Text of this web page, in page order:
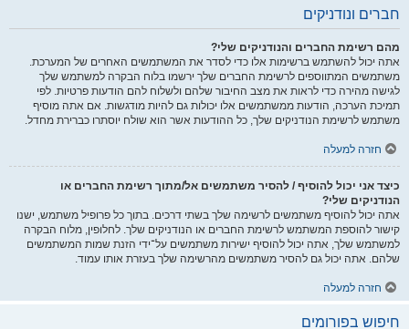
חברים ונודניקים
מהם רשימת החברים והנודניקים שלי?
אתה יכול להשתמש ברשימות אלו כדי לסדר את המשתמשים האחרים של המערכת.
משתמשים המתווספים לרשימת החברים שלך ירשמו בלוח הבקרה למשתמש שלך
לגישה מהירה כדי לראות את מצב החיבור שלהם ולשלוח להם הודעות פרטיות. לפי
תמיכת הערכה, הודעות ממשתמשים אלו יכולות גם להיות מודגשות. אם אתה מוסיף
משתמש לרשימת הנודניקים שלך, כל ההודעות אשר הוא שולח יוסתרו כברירת מחדל.
חזרה למעלה
כיצד אני יכול להוסיף / להסיר משתמשים אל/מתוך רשימת החברים או
הנודניקים שלי?
אתה יכול להוסיף משתמשים לרשימה שלך בשתי דרכים. בתוך כל פרופיל משתמש, ישנו
קישור להוספת המשתמש לרשימת החברים או הנודניקים שלך. לחלופין, מלוח הבקרה
למשתמש שלך, אתה יכול להוסיף ישירות משתמשים על־ידי הזנת שמות המשתמשים
שלהם. אתה יכול גם להסיר משתמשים מהרשימה שלך בעזרת אותו עמוד.
חזרה למעלה
חיפוש בפורומים